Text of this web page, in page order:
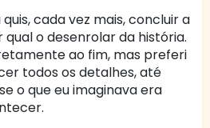
cada vez mais, concluir a
o desenrolar da história.
ao fim, mas preferi
todos os detalhes, até
o que eu imaginava era